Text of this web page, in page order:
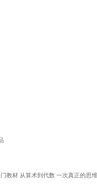
教材 从算术到代数 一次真正的思